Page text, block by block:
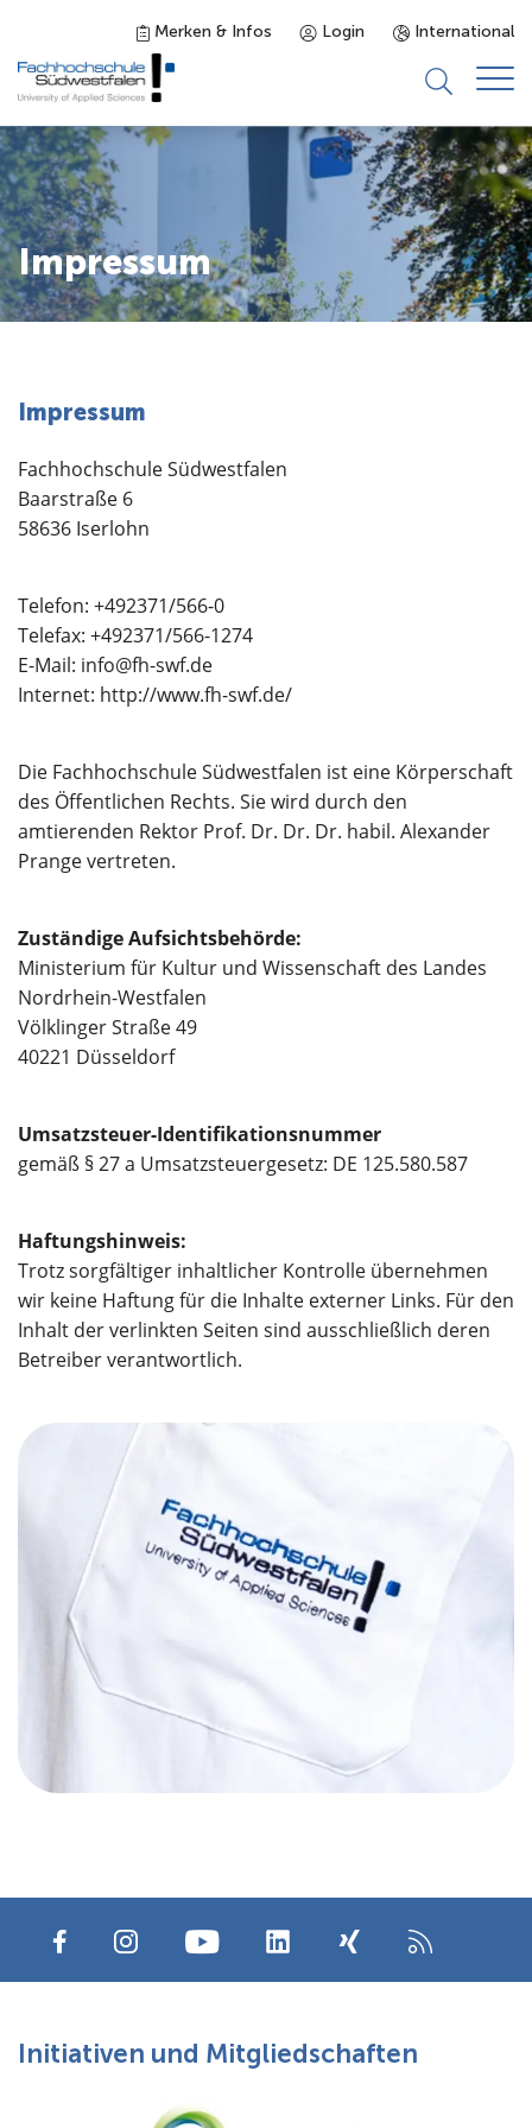
Merken & Infos Login International
Studieninteressierte
Studienangebot
Studierende
Karriere
Über uns
Impressum
Impressum
Fachhochschule Südwestfalen
Baarstraße 6
58636 Iserlohn
Telefon: +492371/566-0
Telefax: +492371/566-1274
E-Mail: info@fh-swf.de
Internet: http://www.fh-swf.de/
Die Fachhochschule Südwestfalen ist eine Körperschaft
des Öffentlichen Rechts. Sie wird durch den
amtierenden Rektor Prof. Dr. Dr. Dr. habil. Alexander
Prange vertreten.
Zuständige Aufsichtsbehörde:
Ministerium für Kultur und Wissenschaft des Landes
Nordrhein-Westfalen
Völklinger Straße 49
40221 Düsseldorf
Umsatzsteuer-Identifikationsnummer
gemäß § 27 a Umsatzsteuergesetz: DE 125.580.587
Haftungshinweis:
Trotz sorgfältiger inhaltlicher Kontrolle übernehmen
wir keine Haftung für die Inhalte externer Links. Für den
Inhalt der verlinkten Seiten sind ausschließlich deren
Betreiber verantwortlich.
Initiativen und Mitgliedschaften